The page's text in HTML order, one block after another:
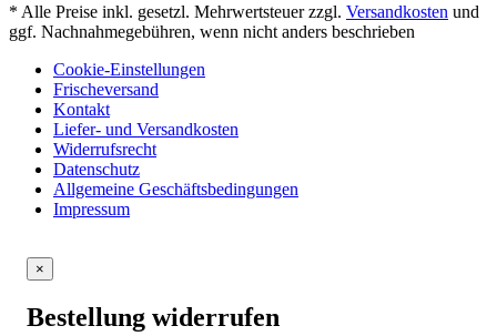
* Alle Preise inkl. gesetzl. Mehrwertsteuer zzgl. Versandkosten und
ggf. Nachnahmegebühren, wenn nicht anders beschrieben
Cookie-Einstellungen
Frischeversand
Kontakt
Liefer- und Versandkosten
Widerrufsrecht
Datenschutz
Allgemeine Geschäftsbedingungen
Impressum
×
Bestellung widerrufen